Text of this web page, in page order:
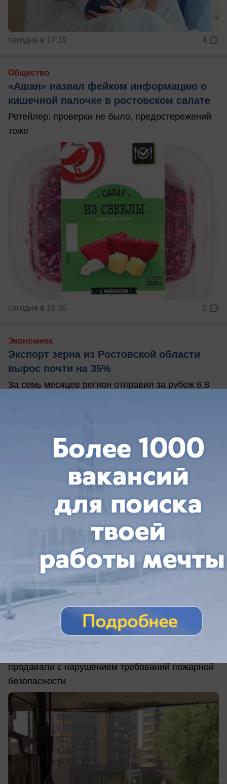
сегодня в 17:19 4
Общество
«Ашан» назвал фейком информацию о
кишечной палочке в ростовском салате
Ретейлер: проверки не было, предостережений
тоже
сегодня в 16:30 0
Экономика
Экспорт зерна из Ростовской области
вырос почти на 35%
За семь месяцев регион отправил за рубеж 6,8
сегодня в 16:00
Происшествия
Из-за пожара в СЖМ на АЗС в Ростове
завели уголовное дело
продавали с нарушением требований пожарной
безопасности